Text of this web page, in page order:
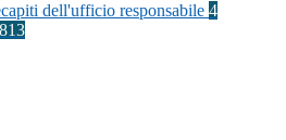
dell'ufficio responsabile 4
813